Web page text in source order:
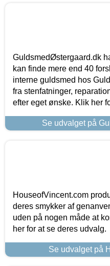
GuldsmedØstergaard.dk
kan finde mere end 40
interne guldsmed hos
fra stenfatninger,
efter eget ønske. Klik her
Se udvalget på
HouseofVincent.com
deres smykker af
uden på nogen måde at
her for at se deres udvalg.
Se udvalget på